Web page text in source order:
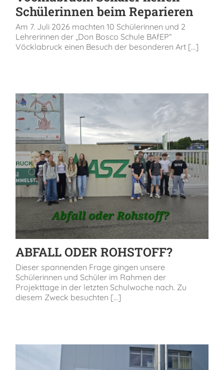
Schülerinnen beim Reparieren
Am 7. Juli 2026 machten 10 Schülerinnen und 2
Lehrerinnen der „Don Bosco Schule BAfEP“
Vöcklabruck einen Besuch der besonderen Art [...]
ABFALL ODER ROHSTOFF?
Dieser spannenden Frage gingen unsere
Schülerinnen und Schüler im Rahmen der
Projekttage in der letzten Schulwoche nach. Zu
diesem Zweck besuchten [...]